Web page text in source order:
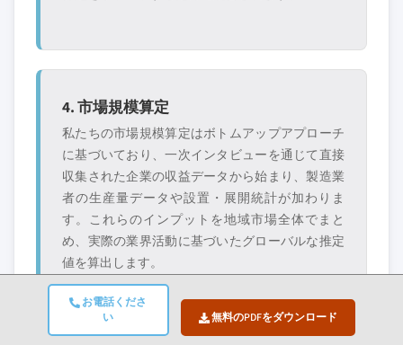
お電話くださ
い
無料のPDFをダウンロード
4. 市場規模算定
私たちの市場規模算定はボトムアップアプローチ
に基づいており、一次インタビューを通じて直接
収集された企業の収益データから始まり、製造業
者の生産量データや設置・展開統計が加わりま
す。これらのインプットを地域市場全体でまと
め、実際の業界活動に基づいたグローバルな推定
値を算出します。